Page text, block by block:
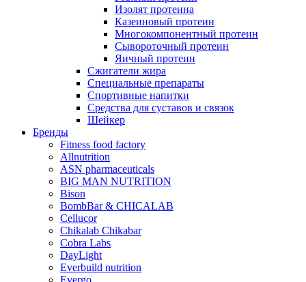
Изолят протеина
Казеиновый протеин
Многокомпонентный протеин
Сывороточный протеин
Яичный протеин
Сжигатели жира
Специальные препараты
Спортивные напитки
Средства для суставов и связок
Шейкер
Бренды
Fitness food factory
Allnutrition
ASN pharmaceuticals
BIG MAN NUTRITION
Bison
BombBar & CHICALAB
Cellucor
Chikalab Chikabar
Cobra Labs
DayLight
Everbuild nutrition